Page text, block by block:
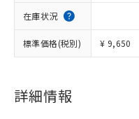
在庫状況
標準価格(税別) ¥ 9,650
詳細情報